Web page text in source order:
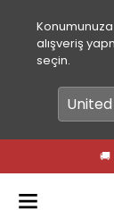
alışveriş
seçin.
🚚